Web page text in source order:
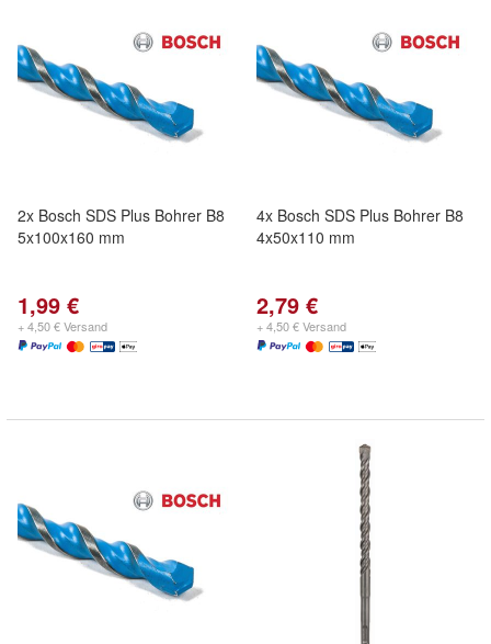
2x Bosch SDS Plus Bohrer B8
5x100x160 mm
1,99 €
+ 4,50 € Versand
4x Bosch SDS Plus Bohrer B8
4x50x110 mm
2,79 €
+ 4,50 € Versand